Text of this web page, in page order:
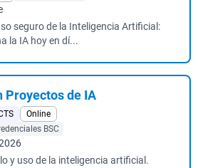
seguro de la Inteligencia Artificial:
la IA hoy en dí...
Proyectos de IA
Online
BSC
y uso de la inteligencia artificial.